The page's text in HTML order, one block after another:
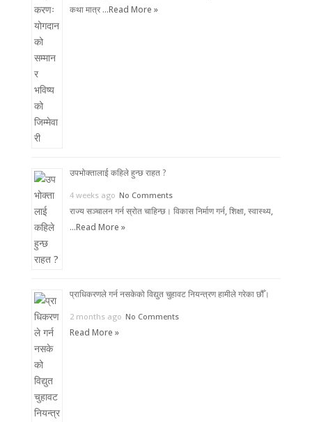
कथा मात्र …Read More »
उपभोक्तालाई कहिले हुन्छ राहत ?
4 weeks ago No Comments
राज्य सञ्चालन गर्न स्रोत चाहिन्छ। विकास निर्माण गर्न, शिक्षा, स्वास्थ्य,
…Read More »
प्राधिकरणले गर्न नसकेको विद्युत चुहावट नियन्त्रण हामीले गरेका छौँ।
2 months ago No Comments
Read More »